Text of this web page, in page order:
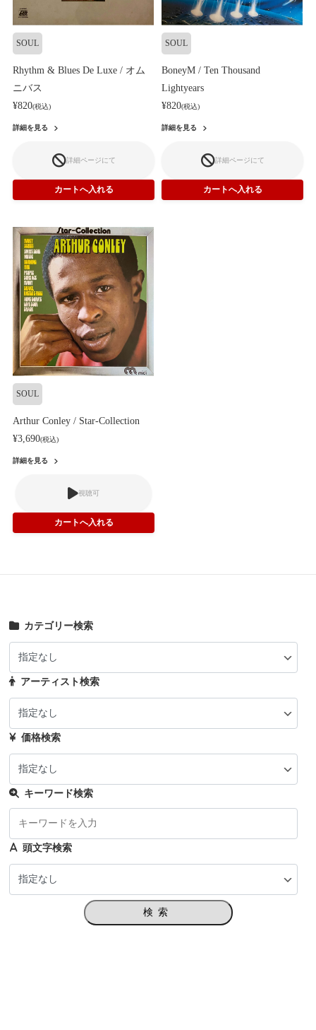
SOUL
Rhythm & Blues De Luxe / オム
ニバス
¥820(税込)
詳細を見る
詳細ページにて
SOUL
BoneyM / Ten Thousand
Lightyears
¥820(税込)
詳細を見る
詳細ページにて
SOUL
Arthur Conley / Star-Collection
¥3,690(税込)
詳細を見る
視聴可
カテゴリー検索
アーティスト検索
価格検索
キーワード検索
頭文字検索
検索